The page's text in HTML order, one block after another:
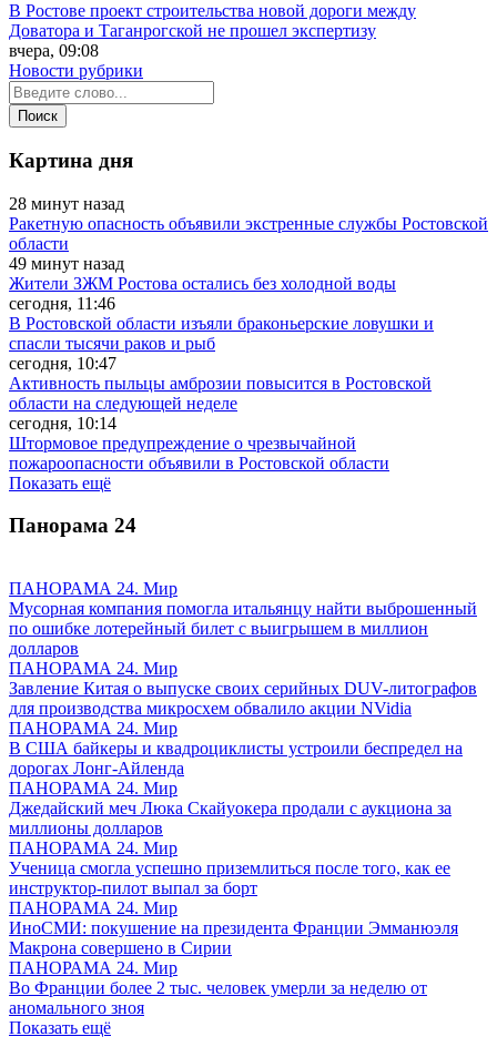
В Ростове проект строительства новой дороги между
Доватора и Таганрогской не прошел экспертизу
вчера, 09:08
Новости рубрики
Картина дня
28 минут назад
Ракетную опасность объявили экстренные службы Ростовской
области
49 минут назад
Жители ЗЖМ Ростова остались без холодной воды
сегодня, 11:46
В Ростовской области изъяли браконьерские ловушки и
спасли тысячи раков и рыб
сегодня, 10:47
Активность пыльцы амброзии повысится в Ростовской
области на следующей неделе
сегодня, 10:14
Штормовое предупреждение о чрезвычайной
пожароопасности объявили в Ростовской области
Показать ещё
Панорама 24
ПАНОРАМА 24. Мир
Мусорная компания помогла итальянцу найти выброшенный
по ошибке лотерейный билет с выигрышем в миллион
долларов
ПАНОРАМА 24. Мир
Завление Китая о выпуске своих серийных DUV-литографов
для производства микросхем обвалило акции NVidia
ПАНОРАМА 24. Мир
В США байкеры и квадроциклисты устроили беспредел на
дорогах Лонг-Айленда
ПАНОРАМА 24. Мир
Джедайский меч Люка Скайуокера продали с аукциона за
миллионы долларов
ПАНОРАМА 24. Мир
Ученица смогла успешно приземлиться после того, как ее
инструктор-пилот выпал за борт
ПАНОРАМА 24. Мир
ИноСМИ: покушение на президента Франции Эмманюэля
Макрона совершено в Сирии
ПАНОРАМА 24. Мир
Во Франции более 2 тыс. человек умерли за неделю от
аномального зноя
Показать ещё